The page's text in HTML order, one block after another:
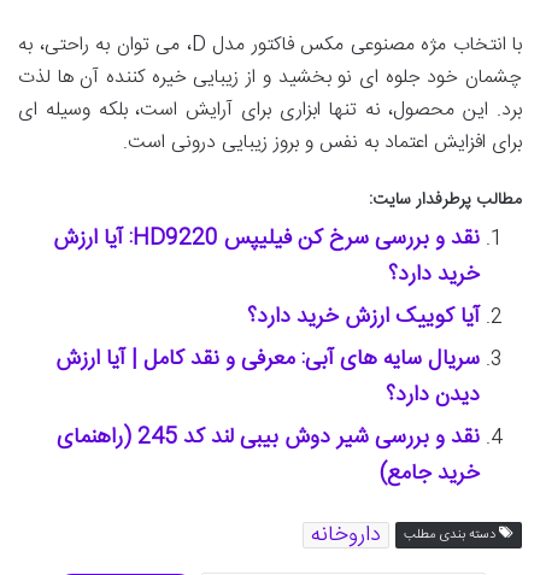
با انتخاب مژه مصنوعی مکس فاکتور مدل D، می توان به راحتی، به
چشمان خود جلوه ای نو بخشید و از زیبایی خیره کننده آن ها لذت
برد. این محصول، نه تنها ابزاری برای آرایش است، بلکه وسیله ای
برای افزایش اعتماد به نفس و بروز زیبایی درونی است.
مطالب پرطرفدار سایت:
نقد و بررسی سرخ کن فیلیپس HD9220: آیا ارزش
خرید دارد؟
آیا کوییک ارزش خرید دارد؟
سریال سایه های آبی: معرفی و نقد کامل | آیا ارزش
دیدن دارد؟
نقد و بررسی شیر دوش بیبی لند کد 245 (راهنمای
خرید جامع)
دسته بندی مطلب داروخانه